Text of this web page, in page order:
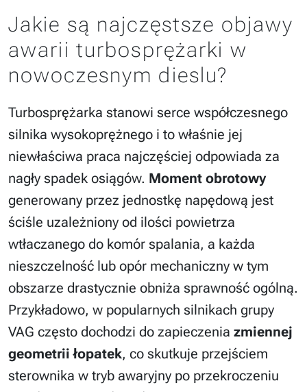
Jakie są najczęstsze objawy
awarii turbosprężarki w
nowoczesnym dieslu?
Turbosprężarka stanowi serce współczesnego
silnika wysokoprężnego i to właśnie jej
niewłaściwa praca najczęściej odpowiada za
nagły spadek osiągów. Moment obrotowy
generowany przez jednostkę napędową jest
ściśle uzależniony od ilości powietrza
wtłaczanego do komór spalania, a każda
nieszczelność lub opór mechaniczny w tym
obszarze drastycznie obniża sprawność ogólną.
Przykładowo, w popularnych silnikach grupy
VAG często dochodzi do zapieczenia zmiennej
geometrii łopatek, co skutkuje przejściem
sterownika w tryb awaryjny po przekroczeniu